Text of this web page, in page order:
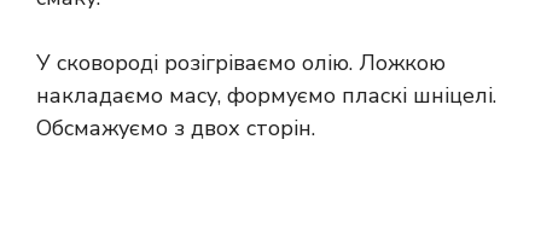
У сковороді розігріваємо олію. Ложкою
накладаємо масу, формуємо пласкі шніцелі.
Обсмажуємо з двох сторін.